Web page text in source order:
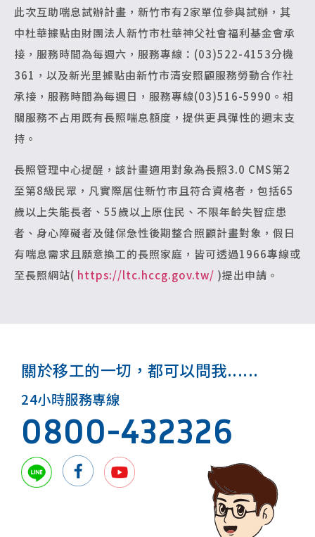
此次互助喘息試辦計畫，新竹市有2家單位參與試辦，其
中杜華據點由財團法人新竹市杜華神父社會福利基金會承
接，服務時間為每週六，服務專線：(03)522-4153分機
361，以及新光里據點由新竹市清安照顧服務勞動合作社
承接，服務時間為每週日，服務專線(03)516-5990。相
關服務不占用既有長照喘息額度，提供更具彈性的週末支
持。
長照管理中心提醒，該計畫適用對象為長照3.0 CMS第2
至第8級民眾，凡實際居住新竹市且符合資格者，包括65
歲以上失能長者、55歲以上原住民、不限年齡失智症患
者、身心障礙者及健保急性後期整合照顧計畫對象，假日
有喘息需求且願意換工的長照家庭，皆可透過1966專線或
至長照網站( https://ltc.hccg.gov.tw/ )提出申請。
關於移工的一切，都可以問我......
24小時服務專線
0800-432326